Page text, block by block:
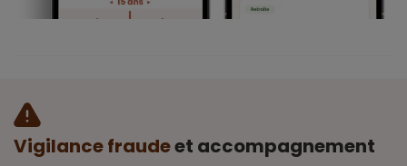
Vigilance fraudeet accompagnement